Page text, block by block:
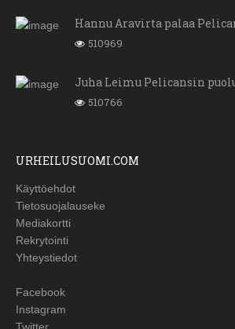
Hannu Aravirta palaa
510969
Juha Leimu Pelicansin
510766
URHEILUSUOMI.COM
Käyttöehdot
Tietosuojalauseke
Mediakortti
Rekrytointi
Yhteystiedot
Facebook
Instagram